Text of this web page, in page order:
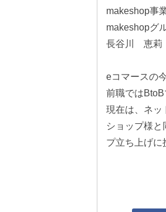
makeshop事
makeshopグ
長谷川 恵莉
eコマースの
前職ではBtoB
現在は、ネッ
ショップ様
プ立ち上げに